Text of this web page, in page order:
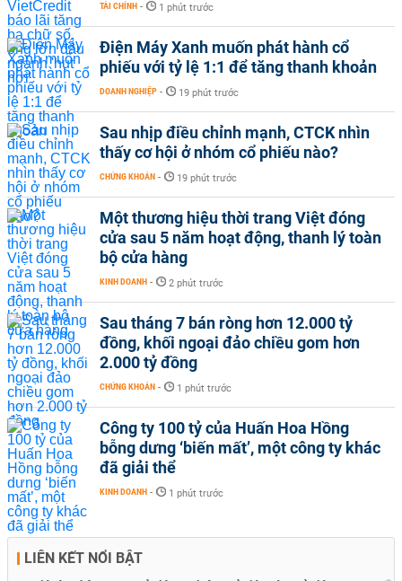
TÀI CHÍNH - 1 phút trước
Điện Máy Xanh muốn phát hành cổ
phiếu với tỷ lệ 1:1 để tăng thanh khoản
DOANH NGHIỆP - 19 phút trước
Sau nhịp điều chỉnh mạnh, CTCK nhìn
thấy cơ hội ở nhóm cổ phiếu nào?
CHỨNG KHOÁN - 19 phút trước
Một thương hiệu thời trang Việt đóng
cửa sau 5 năm hoạt động, thanh lý toàn
bộ cửa hàng
KINH DOANH - 2 phút trước
Sau tháng 7 bán ròng hơn 12.000 tỷ
đồng, khối ngoại đảo chiều gom hơn
2.000 tỷ đồng
CHỨNG KHOÁN - 1 phút trước
Công ty 100 tỷ của Huấn Hoa Hồng
bỗng dưng ‘biến mất’, một công ty khác
đã giải thể
KINH DOANH - 1 phút trước
LIÊN KẾT NỔI BẬT